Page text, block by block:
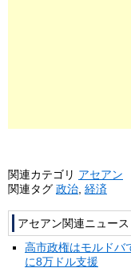
関連カテゴリ アセアン
関連タグ 政治 経済
アセアン関連ニュース
高市政権はモルドバ
に8万ドル支援